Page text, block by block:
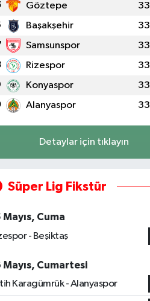
Göztepe 33
Başakşehir 33
Samsunspor 33
Rizespor 33
Konyaspor 33
Alanyaspor 33
Detaylar için tıklayın
Süper Lig Fikstür
Mayıs, Cuma
- Beşiktaş
Mayıs, Cumartesi
Karagümrük - Alanyaspor